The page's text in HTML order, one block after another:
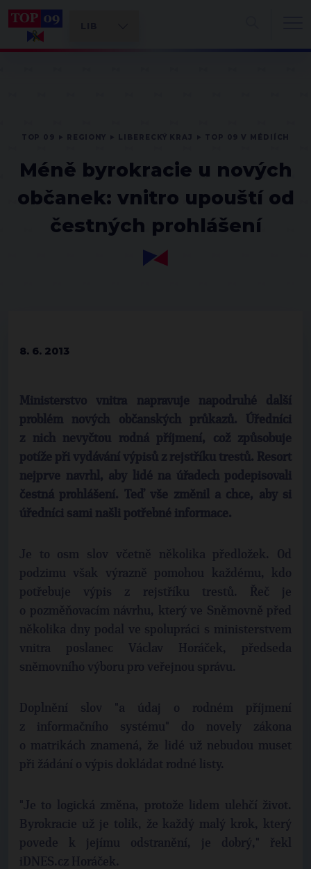
Méně byrokracie u nových
občanek: vnitro upouští od
čestných prohlášení
8. 6. 2013
Ministerstvo vnitra napravuje napodruhé další
problém nových občanských průkazů. Úředníci
z nich nevyčtou rodná příjmení, což způsobuje
potíže při vydávání výpisů z rejstříku trestů. Resort
nejprve navrhl, aby lidé na úřadech podepisovali
čestná prohlášení. Teď vše změnil a chce, aby si
úředníci sami našli potřebné informace.
Je to osm slov včetně několika předložek. Od
podzimu však výrazně pomohou každému, kdo
potřebuje výpis z rejstříku trestů. Řeč je
o pozměňovacím návrhu, který ve Sněmovně před
několika dny podal ve spolupráci s ministerstvem
vnitra poslanec Václav Horáček, předseda
sněmovního výboru pro veřejnou správu.
Doplnění slov "a údaj o rodném příjmení
z informačního systému" do novely zákona
o matrikách znamená, že lidé už nebudou muset
při žádání o výpis dokládat rodné listy.
"Je to logická změna, protože lidem ulehčí život.
Byrokracie už je tolik, že každý malý krok, který
povede k jejímu odstranění, je dobrý," řekl
iDNES.cz Horáček.